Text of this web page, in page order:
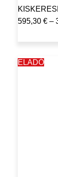
595,30 € –
ELADÓ